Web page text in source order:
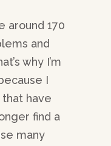
around 170
and
why I’m
I
have
find a
many